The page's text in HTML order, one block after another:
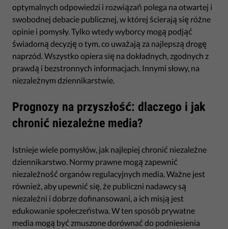
optymalnych odpowiedzi i rozwiązań polega na otwartej i
swobodnej debacie publicznej, w której ścierają się różne
opinie i pomysły. Tylko wtedy wyborcy mogą podjąć
świadomą decyzję o tym, co uważają za najlepszą drogę
naprzód. Wszystko opiera się na dokładnych, zgodnych z
prawdą i bezstronnych informacjach. Innymi słowy, na
niezależnym dziennikarstwie.
Prognozy na przyszłość: dlaczego i jak
chronić niezależne media?
Istnieje wiele pomysłów, jak najlepiej chronić niezależne
dziennikarstwo. Normy prawne mogą zapewnić
niezależność organów regulacyjnych media. Ważne jest
również, aby upewnić się, że publiczni nadawcy są
niezależni i dobrze dofinansowani, a ich misją jest
edukowanie społeczeństwa. W ten sposób prywatne
media mogą być zmuszone dorównać do podniesienia